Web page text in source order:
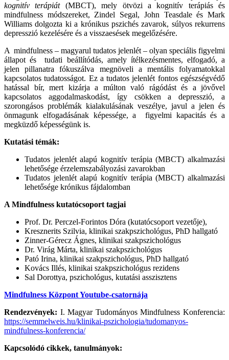
kognitív terápiát(MBCT), mely ötvözi a kognitív terápiás és
mindfulness módszereket, Zindel Segal, John Teasdale és Mark
Williams dolgozta ki a krónikus pszichés zavarok, súlyos rekurrens
depresszió kezelésére és a visszaesések megelőzésére.
A mindfulness – magyarul tudatos jelenlét – olyan speciális figyelmi
állapot és tudati beállítódás, amely ítélkezésmentes, elfogadó, a
jelen pillanatra fókuszálva megnöveli a mentális folyamatokkal
kapcsolatos tudatosságot. Ez a tudatos jelenlét fontos egészségvédő
hatással bír, mert kizárja a múlton való rágódást és a jövővel
kapcsolatos aggodalmaskodást, így csökken a depresszió, a
szorongásos problémák kialakulásának veszélye, javul a jelen és
önmagunk elfogadásának képessége, a figyelmi kapacitás és a
megküzdő képességünk is.
Kutatási témák:
Tudatos jelenlét alapú kognitív terápia (MBCT) alkalmazási
lehetősége érzelemszabályozási zavarokban
Tudatos jelenlét alapú kognitív terápia (MBCT) alkalmazási
lehetősége krónikus fájdalomban
A Mindfulness kutatócsoport tagjai
Prof. Dr. Perczel-Forintos Dóra (kutatócsoport vezetője),
Kresznerits Szilvia, klinikai szakpszichológus, PhD hallgató
Zinner-Gérecz Ágnes, klinikai szakpszichológus
Dr. Virág Márta, klinikai szakpszichológus
Pató Irina, klinikai szakpszichológus, PhD hallgató
Kovács Illés, klinikai szakpszichológus rezidens
Sal Dorottya, pszichológus, kutatási asszisztens
Mindfulness Központ Youtube-csatornája
Rendezvények: I. Magyar Tudományos Mindfulness Konferencia:
https://semmelweis.hu/klinikai-pszichologia/tudomanyos-
mindfulness-konferencia/
Kapcsolódó cikkek, tanulmányok: